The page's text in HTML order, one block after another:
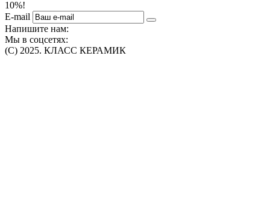
10%!
E-mail
Напишите нам:
Мы в соцсетях:
(C) 2025. КЛАСС КЕРАМИК